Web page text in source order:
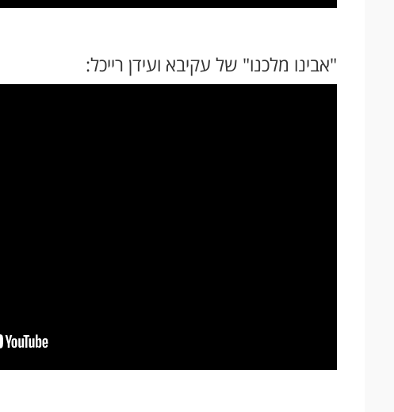
"אבינו מלכנו" של עקיבא ועידן רייכל: